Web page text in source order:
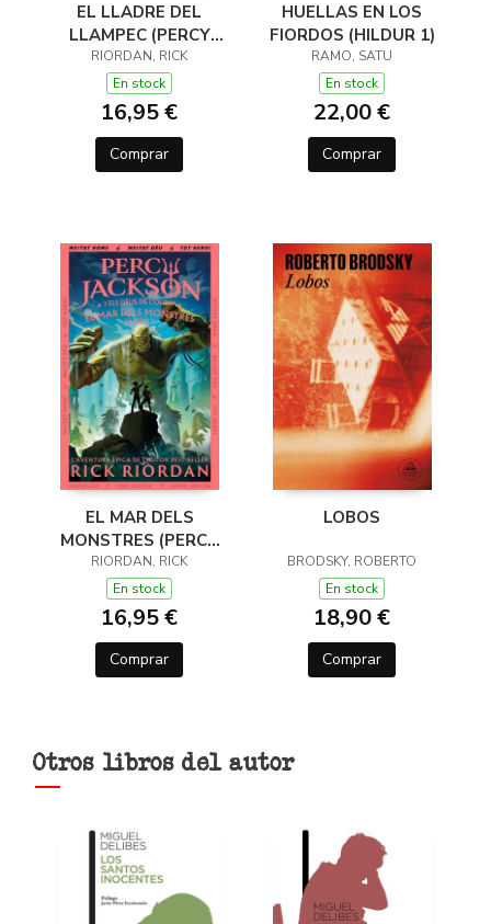
EL LLADRE DEL
LLAMPEC (PERCY
JACKSON I ELS DÉUS
DE L'OLIMP 1)
RIORDAN, RICK
En stock
16,95 €
Comprar
HUELLAS EN LOS
FIORDOS (HILDUR 1)
RAMO, SATU
En stock
22,00 €
Comprar
EL MAR DELS
MONSTRES (PERCY
JACKSON I ELS DÉUS
DE L'OLIMP 2)
RIORDAN, RICK
En stock
16,95 €
Comprar
LOBOS
BRODSKY, ROBERTO
En stock
18,90 €
Comprar
Otros libros del autor